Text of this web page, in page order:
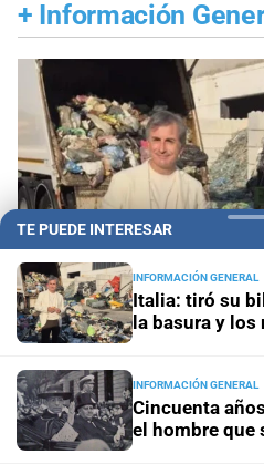
+ Información
Una historia “milagrosa”
ganador de lotería a la
lo ayudaron a recuperarlo
TE PUEDE INTERESAR
INFORMACIÓN GENERAL
Italia: tiró su
la basura y
INFORMACIÓN GENERAL
Cincuenta
el hombre que